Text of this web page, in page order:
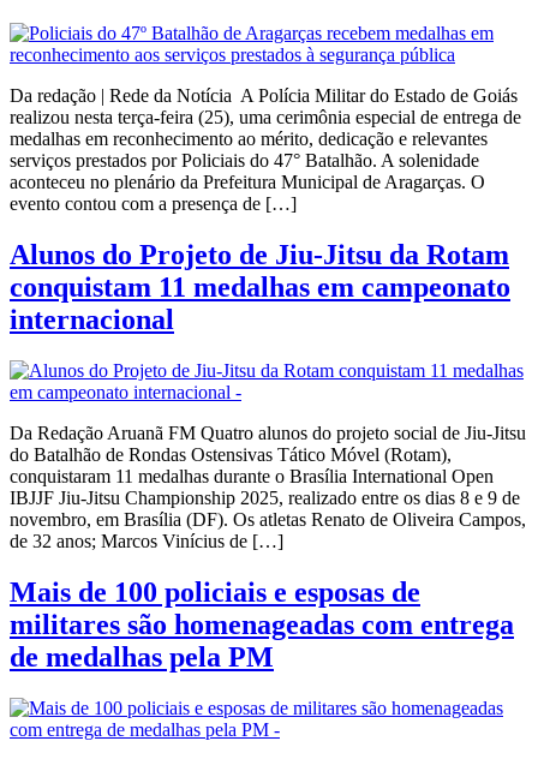
Da redação | Rede da Notícia A Polícia Militar do Estado de Goiás
realizou nesta terça-feira (25), uma cerimônia especial de entrega de
medalhas em reconhecimento ao mérito, dedicação e relevantes
serviços prestados por Policiais do 47° Batalhão. A solenidade
aconteceu no plenário da Prefeitura Municipal de Aragarças. O
evento contou com a presença de […]
Alunos do Projeto de Jiu-Jitsu da Rotam
conquistam 11 medalhas em campeonato
internacional
Da Redação Aruanã FM Quatro alunos do projeto social de Jiu-Jitsu
do Batalhão de Rondas Ostensivas Tático Móvel (Rotam),
conquistaram 11 medalhas durante o Brasília International Open
IBJJF Jiu-Jitsu Championship 2025, realizado entre os dias 8 e 9 de
novembro, em Brasília (DF). Os atletas Renato de Oliveira Campos,
de 32 anos; Marcos Vinícius de […]
Mais de 100 policiais e esposas de
militares são homenageadas com entrega
de medalhas pela PM